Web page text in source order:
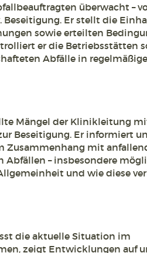
überwacht –
Er stellt die
sowie erteilten
er die Betriebsstätten
Abfälle in
Mängel der Klinikleitung
Beseitigung. Er informiert
Zusammenhang mit
Abfällen – insbesondere
und wie diese
die aktuelle Situation im
zeigt Entwicklungen auf